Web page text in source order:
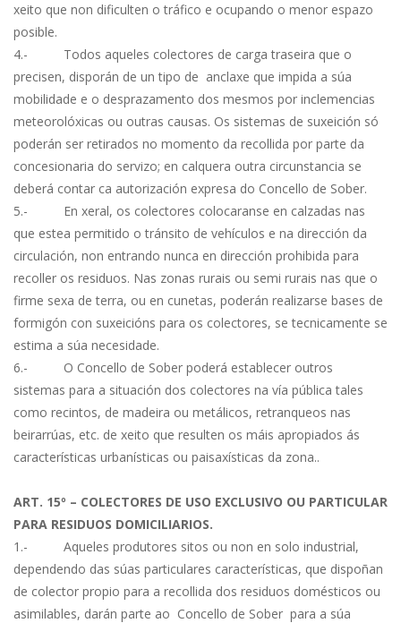
xeito que non dificulten o tráfico e ocupando o menor espazo
posible.
4.- Todos aqueles colectores de carga traseira que o
precisen, disporán de un tipo de anclaxe que impida a súa
mobilidade e o desprazamento dos mesmos por inclemencias
meteorolóxicas ou outras causas. Os sistemas de suxeición só
poderán ser retirados no momento da recollida por parte da
concesionaria do servizo; en calquera outra circunstancia se
deberá contar ca autorización expresa do Concello de Sober.
5.- En xeral, os colectores colocaranse en calzadas nas
que estea permitido o tránsito de vehículos e na dirección da
circulación, non entrando nunca en dirección prohibida para
recoller os residuos. Nas zonas rurais ou semi rurais nas que o
firme sexa de terra, ou en cunetas, poderán realizarse bases de
formigón con suxeicións para os colectores, se tecnicamente se
estima a súa necesidade.
6.- O Concello de Sober poderá establecer outros
sistemas para a situación dos colectores na vía pública tales
como recintos, de madeira ou metálicos, retranqueos nas
beirarrúas, etc. de xeito que resulten os máis apropiados ás
características urbanísticas ou paisaxísticas da zona..
ART. 15º – COLECTORES DE USO EXCLUSIVO OU PARTICULAR
PARA RESIDUOS DOMICILIARIOS.
1.- Aqueles produtores sitos ou non en solo industrial,
dependendo das súas particulares características, que dispoñan
de colector propio para a recollida dos residuos domésticos ou
asimilables, darán parte ao Concello de Sober para a súa